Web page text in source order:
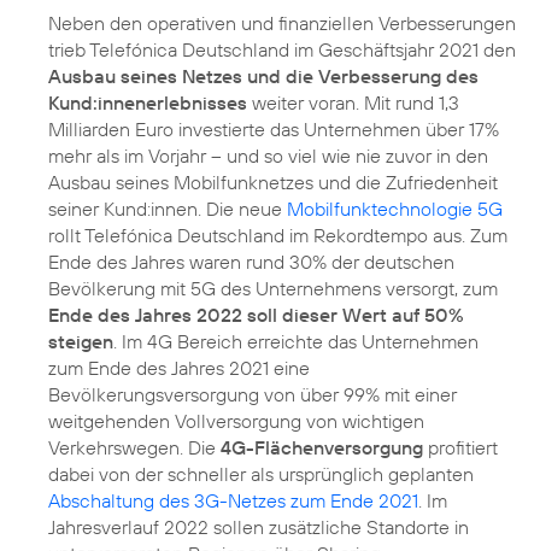
Neben den operativen und finanziellen Verbesserungen
trieb Telefónica Deutschland im Geschäftsjahr 2021 den
Ausbau seines Netzes und die Verbesserung des
Kund:innenerlebnisses weiter voran. Mit rund 1,3
Milliarden Euro investierte das Unternehmen über 17%
mehr als im Vorjahr – und so viel wie nie zuvor in den
Ausbau seines Mobilfunknetzes und die Zufriedenheit
seiner Kund:innen. Die neue Mobilfunktechnologie 5G
rollt Telefónica Deutschland im Rekordtempo aus. Zum
Ende des Jahres waren rund 30% der deutschen
Bevölkerung mit 5G des Unternehmens versorgt, zum
Ende des Jahres 2022 soll dieser Wert auf 50%
steigen . Im 4G Bereich erreichte das Unternehmen
zum Ende des Jahres 2021 eine
Bevölkerungsversorgung von über 99% mit einer
weitgehenden Vollversorgung von wichtigen
Verkehrswegen. Die 4G-Flächenversorgung profitiert
dabei von der schneller als ursprünglich geplanten
Abschaltung des 3G-Netzes zum Ende 2021 . Im
Jahresverlauf 2022 sollen zusätzliche Standorte in